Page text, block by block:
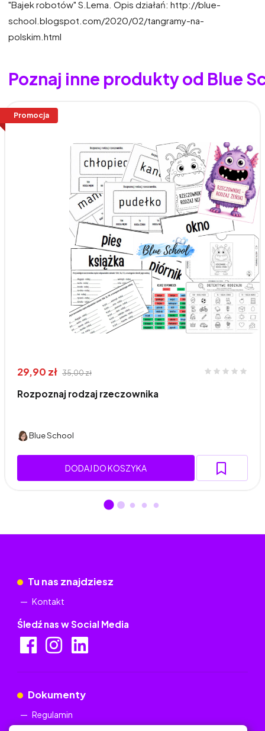
"Bajek robotów" S.Lema. Opis działań: http://blue-
school.blogspot.com/2020/02/tangramy-na-
polskim.html
Poznaj inne produkty od Blue
Promocja
29,90 zł 35,00 zł
Rozpoznaj rodzaj rzeczownika
Blue School
DODAJ DO KOSZYKA
Tu nas znajdziesz
Kontakt
Śledź nas w Social Media
Dokumenty
Regulamin